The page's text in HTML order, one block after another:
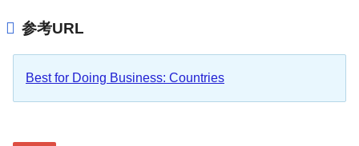
参考URL
Best for Doing Business: Countries